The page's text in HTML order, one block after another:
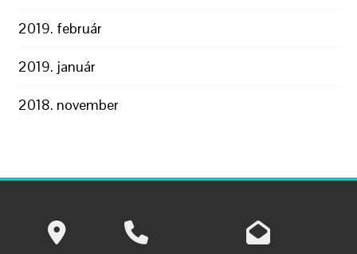
2019. február
2019. január
2018. november